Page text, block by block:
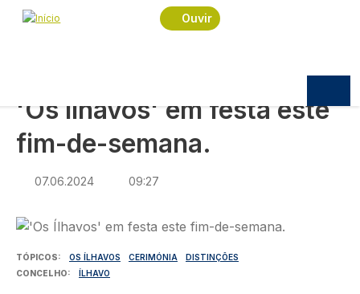
Passar para o conteúdo principal
Ouvir
Navegação estrutural
Início
Sociedade
'Os Ílhavos' em festa este fim-de-semana.
'Os Ílhavos' em festa este
fim-de-semana.
07.06.2024 09:27
Imagem
TÓPICOS OS ÍLHAVOS CERIMÓNIA
DISTINÇÕES
CONCELHO
ÍLHAVO